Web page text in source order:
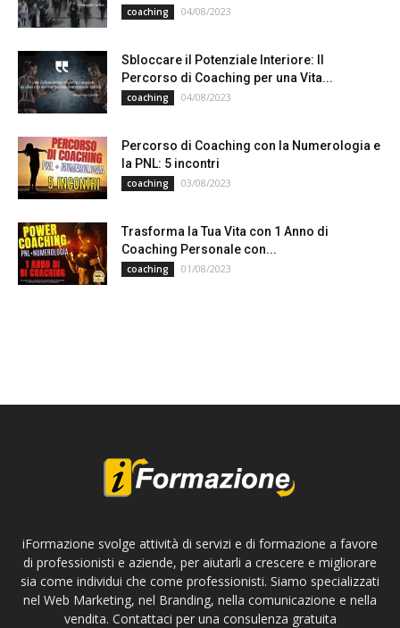
coaching 04/08/2023
Sbloccare il Potenziale Interiore: Il
Percorso di Coaching per una Vita...
coaching 04/08/2023
Percorso di Coaching con la Numerologia e
la PNL: 5 incontri
coaching 03/08/2023
Trasforma la Tua Vita con 1 Anno di
Coaching Personale con...
coaching 01/08/2023
iFormazione svolge attività di servizi e di formazione a favore
di professionisti e aziende, per aiutarli a crescere e migliorare
sia come individui che come professionisti. Siamo specializzati
nel Web Marketing, nel Branding, nella comunicazione e nella
vendita. Contattaci per una consulenza gratuita